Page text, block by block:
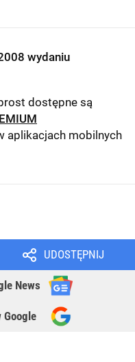
wydaniu
dostępne są
aplikacjach mobilnych
UDOSTĘPNIJ
News
Google